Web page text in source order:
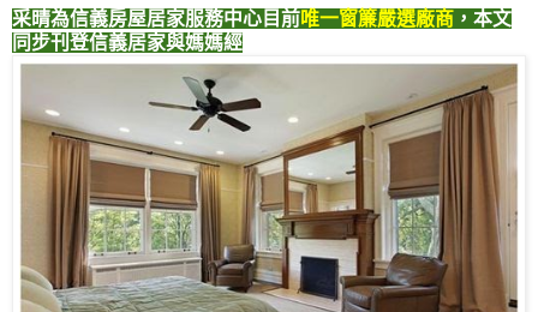
采晴為信義房屋居家服務中心目前唯一窗簾嚴選廠商 ，本文
同步刊登信義居家與媽媽經